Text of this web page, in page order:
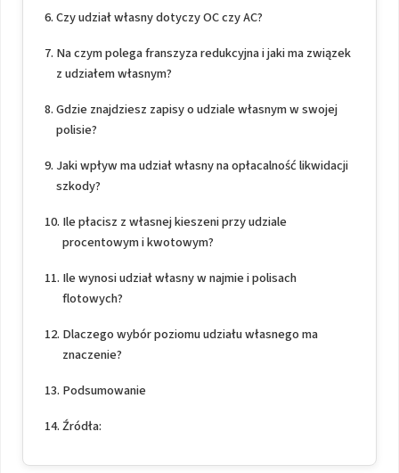
Czy udział własny dotyczy OC czy AC?
Na czym polega franszyza redukcyjna i jaki ma związek
z udziałem własnym?
Gdzie znajdziesz zapisy o udziale własnym w swojej
polisie?
Jaki wpływ ma udział własny na opłacalność likwidacji
szkody?
Ile płacisz z własnej kieszeni przy udziale
procentowym i kwotowym?
Ile wynosi udział własny w najmie i polisach
flotowych?
Dlaczego wybór poziomu udziału własnego ma
znaczenie?
Podsumowanie
Źródła: